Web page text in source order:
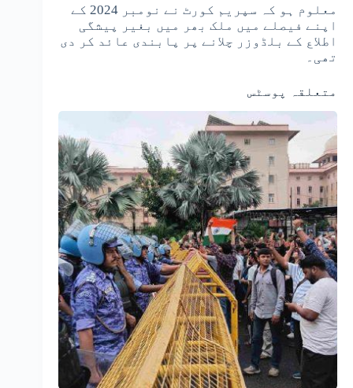
معلوم ہو کہ سپریم کورٹ نے نومبر 2024 کے
اپنے فیصلے میں ملک بھر میں بغیر پیشگی
اطلاع کے بلڈوزر چلانے پر پابندی عائد کر دی
تھی۔
متعلقہ پوسٹس